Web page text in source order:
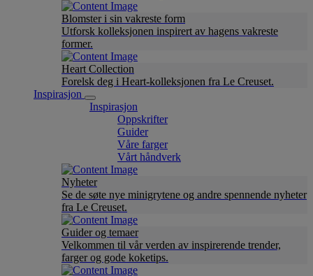
Blomster i sin vakreste form
Utforsk kolleksjonen inspirert av hagens vakreste
former.
Heart Collection
Forelsk deg i Heart-kolleksjonen fra Le Creuset.
Inspirasjon
Inspirasjon
Oppskrifter
Guider
Våre farger
Vårt håndverk
Nyheter
Se de søte nye minigrytene og andre spennende nyheter
fra Le Creuset.
Guider og temaer
Velkommen til vår verden av inspirerende trender,
farger og gode koketips.